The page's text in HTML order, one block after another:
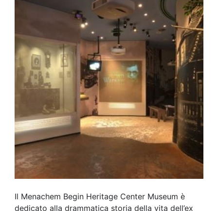
Il Menachem Begin Heritage Center Museum è
dedicato alla drammatica storia della vita dell’ex